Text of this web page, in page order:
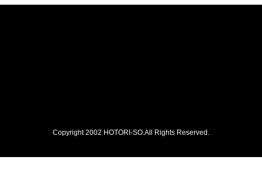
Copyright 2002 HOTORI-SO.All Rights Reserved.